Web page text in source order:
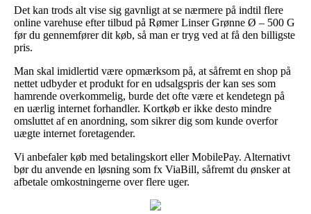
Det kan trods alt vise sig gavnligt at se nærmere på indtil flere
online varehuse efter tilbud på Rømer Linser Grønne Ø – 500 G
før du gennemfører dit køb, så man er tryg ved at få den billigste
pris.
Man skal imidlertid være opmærksom på, at såfremt en shop på
nettet udbyder et produkt for en udsalgspris der kan ses som
hamrende overkommelig, burde det ofte være et kendetegn på
en uærlig internet forhandler. Kortkøb er ikke desto mindre
omsluttet af en anordning, som sikrer dig som kunde overfor
uægte internet foretagender.
Vi anbefaler køb med betalingskort eller MobilePay. Alternativt
bør du anvende en løsning som fx ViaBill, såfremt du ønsker at
afbetale omkostningerne over flere uger.